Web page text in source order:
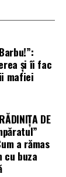
și îi fac
mafiei
DE
a rămas
cu buza